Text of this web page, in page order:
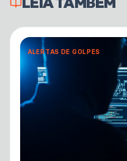
ALERTAS DE GOLPES